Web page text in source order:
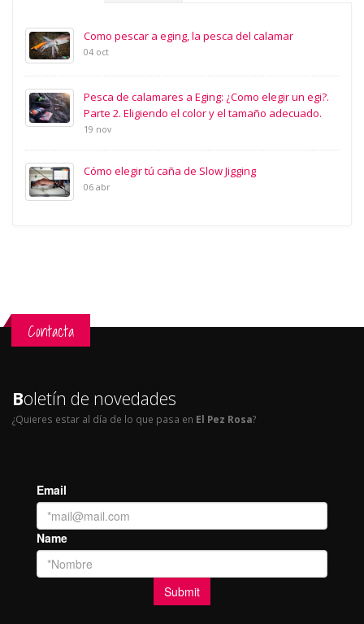
Como pescar a eging, la pesca del calamar
04 oct
Pesca de calamares a Eging: ¿Como elegir un egi?.
Parte 2. Eligiendo el color y el tamaño adecuado.
19 nov
Cómo elegir tú caña de Slow Jigging
06 abr
Contacta
Boletín de novedades
¿Quieres estar al día de lo que pasa en El Pez Rosa?